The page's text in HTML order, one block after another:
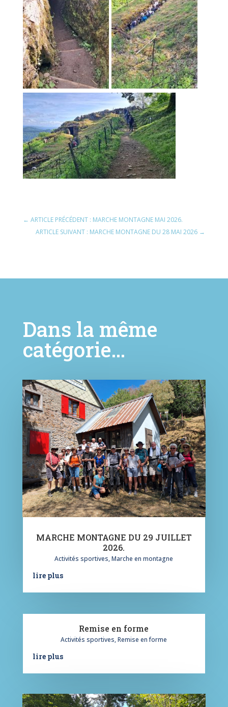
← ARTICLE PRÉCÉDENT : MARCHE MONTAGNE MAI 2026.
ARTICLE SUIVANT : MARCHE MONTAGNE DU 28 MAI 2026 →
Dans la même
catégorie…
MARCHE MONTAGNE DU 29 JUILLET
2026.
Activités sportives,Marche en montagne
lire plus
Remise en forme
Activités sportives,Remise en forme
lire plus